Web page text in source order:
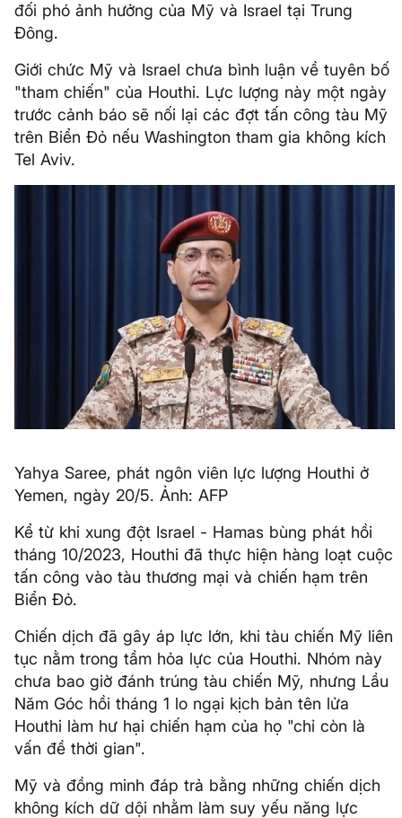
đối phó ảnh hưởng của Mỹ và Israel tại Trung
Đông.
Giới chức Mỹ và Israel chưa bình luận về tuyên bố
"tham chiến" của Houthi. Lực lượng này một ngày
trước cảnh báo sẽ nối lại các đợt tấn công tàu Mỹ
trên Biển Đỏ nếu Washington tham gia không kích
Tel Aviv.
Yahya Saree, phát ngôn viên lực lượng Houthi ở
Yemen, ngày 20/5. Ảnh: AFP
Kể từ khi xung đột Israel - Hamas bùng phát hồi
tháng 10/2023, Houthi đã thực hiện hàng loạt cuộc
tấn công vào tàu thương mại và chiến hạm trên
Biển Đỏ.
Chiến dịch đã gây áp lực lớn, khi tàu chiến Mỹ liên
tục nằm trong tầm hỏa lực của Houthi. Nhóm này
chưa bao giờ đánh trúng tàu chiến Mỹ, nhưng Lầu
Năm Góc hồi tháng 1 lo ngại kịch bản tên lửa
Houthi làm hư hại chiến hạm của họ "chỉ còn là
vấn đề thời gian".
Mỹ và đồng minh đáp trả bằng những chiến dịch
không kích dữ dội nhằm làm suy yếu năng lực